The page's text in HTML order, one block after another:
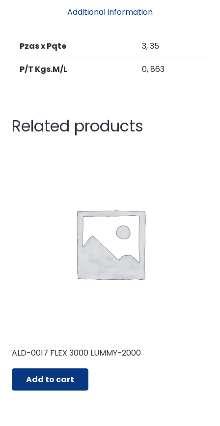
Additional information
Pzas x Pqte 3, 35
P/T Kgs.M/L 0, 863
Related products
ALD-0017 FLEX 3000 LUMMY-2000
Add to cart